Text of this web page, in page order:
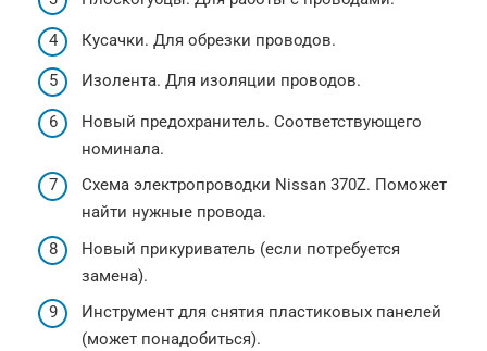
Кусачки. Для обрезки проводов.
Изолента. Для изоляции проводов.
Новый предохранитель. Соответствующего
номинала.
Схема электропроводки Nissan 370Z. Поможет
найти нужные провода.
Новый прикуриватель (если потребуется
замена).
Инструмент для снятия пластиковых панелей
(может понадобиться).